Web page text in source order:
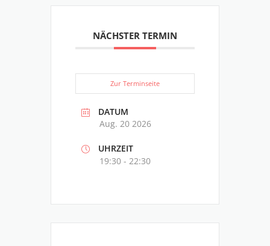
NÄCHSTER TERMIN
Zur Terminseite
DATUM
Aug. 20 2026
UHRZEIT
19:30 - 22:30